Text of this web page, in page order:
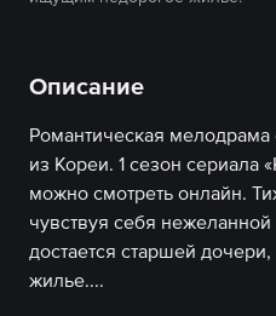
Описание
Романтическая мелодрама
из Кореи. 1 сезон сериала
можно смотреть онлайн.
чувствуя себя
достается старшей
жилье....